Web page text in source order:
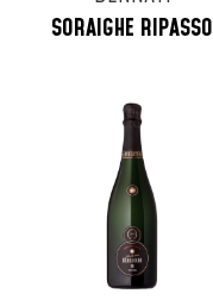
SORAIGHE RIPASSO